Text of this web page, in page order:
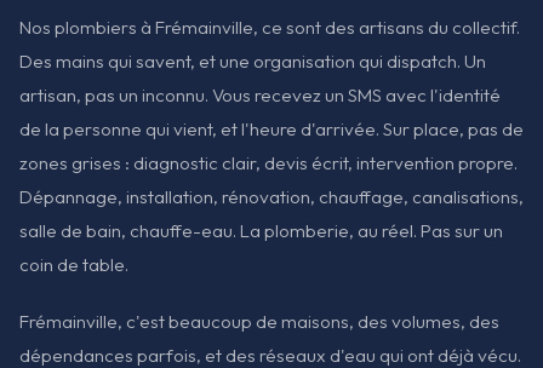
Nos plombiers à Frémainville, ce sont des artisans du collectif.
Des mains qui savent, et une organisation qui dispatch. Un
artisan, pas un inconnu. Vous recevez un SMS avec l'identité
de la personne qui vient, et l'heure d'arrivée. Sur place, pas de
zones grises : diagnostic clair, devis écrit, intervention propre.
Dépannage, installation, rénovation, chauffage, canalisations,
salle de bain, chauffe-eau. La plomberie, au réel. Pas sur un
coin de table.
Frémainville, c'est beaucoup de maisons, des volumes, des
dépendances parfois, et des réseaux d'eau qui ont déjà vécu.